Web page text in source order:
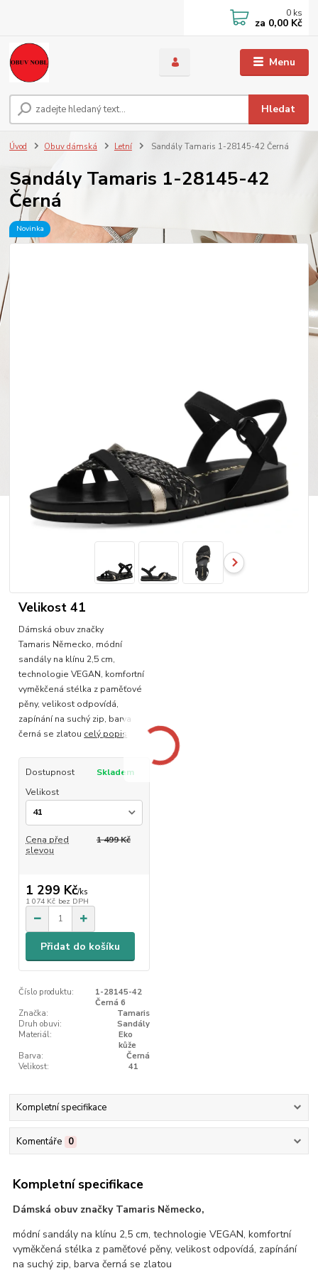
Menu
Hledat
0 ks
za 0,00 Kč
Úvod Obuv dámská Letní Sandály Tamaris 1-28145-42 Černá
Sandály Tamaris 1-28145-42
Černá
Novinka
Velikost 41
Dámská obuv značky
Tamaris Německo, módní
sandály na klínu 2,5 cm,
technologie VEGAN, komfortní
vyměkčená stélka z paměťové
pěny, velikost odpovídá,
zapínání na suchý zip, barva
černá se zlatou celý popis
Dostupnost
Skladem
Velikost
Cena před
slevou
1 499 Kč
1 299 Kč/ks
1 074 Kč bez DPH
Přidat do košíku
Číslo produktu:
1-28145-42
Černá 6
Značka:
Tamaris
Druh obuvi:
Sandály
Materiál:
Eko
kůže
Barva:
Černá
Velikost:
41
Kompletní specifikace
Komentáře 0
Kompletní specifikace
Dámská obuv značky Tamaris Německo,
módní sandály na klínu 2,5 cm, technologie VEGAN, komfortní
vyměkčená stélka z paměťové pěny, velikost odpovídá, zapínání
na suchý zip, barva černá se zlatou